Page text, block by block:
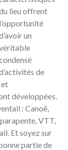
lieu offrent
l’opportunité
un
de
et
développées.
: Canoë,
VTT,
Et soyez sur
partie de